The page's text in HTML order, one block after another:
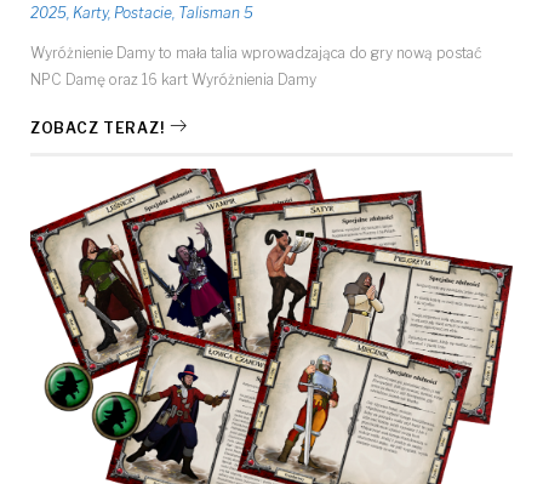
2025, Karty, Postacie, Talisman 5
Wyróżnienie Damy to mała talia wprowadzająca do gry nową postać
NPC Damę oraz 16 kart Wyróżnienia Damy
ZOBACZ TERAZ!